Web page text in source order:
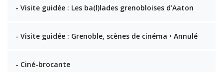
- Visite guidée : Les ba(l)lades grenobloises d’Aaton
- Visite guidée : Grenoble, scènes de cinéma • Annulé
- Ciné-brocante